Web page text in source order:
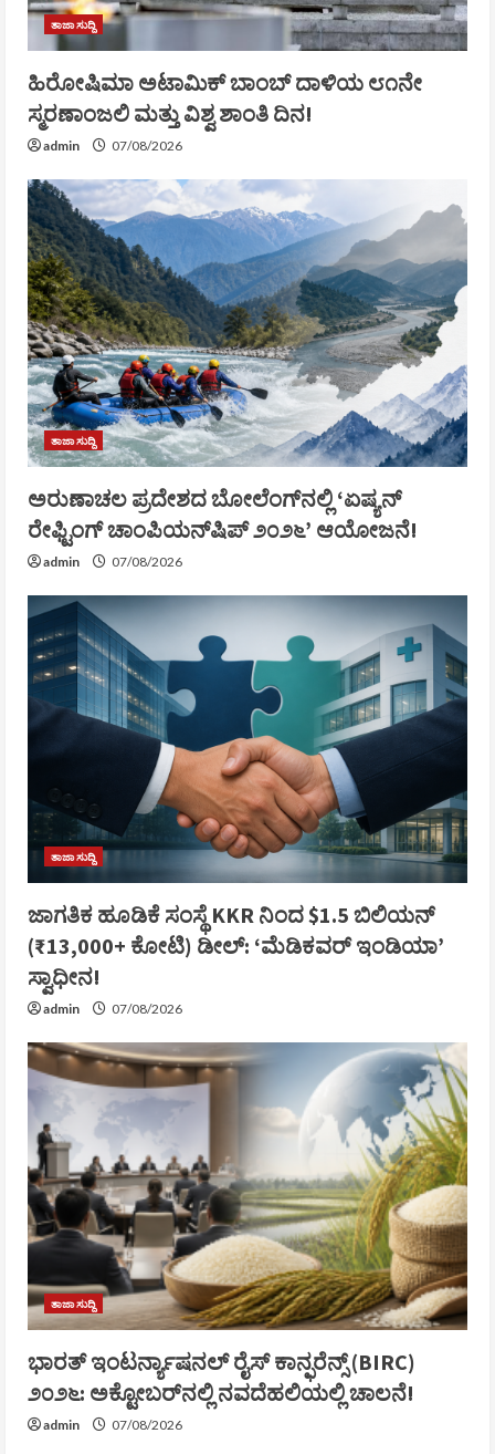
ತಾಜಾ ಸುದ್ದಿ
ಹಿರೋಷಿಮಾ ಅಟಾಮಿಕ್ ಬಾಂಬ್ ದಾಳಿಯ ೮೧ನೇ
ಸ್ಮರಣಾಂಜಲಿ ಮತ್ತು ವಿಶ್ವ ಶಾಂತಿ ದಿನ!
admin 07/08/2026
ತಾಜಾ ಸುದ್ದಿ
ಅರುಣಾಚಲ ಪ್ರದೇಶದ ಬೋಲೆಂಗ್‌ನಲ್ಲಿ ‘ಏಷ್ಯನ್
ರೇಫ್ಟಿಂಗ್ ಚಾಂಪಿಯನ್‌ಷಿಪ್ ೨೦೨೬’ ಆಯೋಜನೆ!
admin 07/08/2026
ತಾಜಾ ಸುದ್ದಿ
ಜಾಗತಿಕ ಹೂಡಿಕೆ ಸಂಸ್ಥೆ KKR ನಿಂದ $1.5 ಬಿಲಿಯನ್
(₹13,000+ ಕೋಟಿ) ಡೀಲ್: ‘ಮೆಡಿಕವರ್ ಇಂಡಿಯಾ’
ಸ್ವಾಧೀನ!
admin 07/08/2026
ತಾಜಾ ಸುದ್ದಿ
ಭಾರತ್ ಇಂಟರ್ನ್ಯಾಷನಲ್ ರೈಸ್ ಕಾನ್ಫರೆನ್ಸ್ (BIRC)
೨೦೨೬: ಅಕ್ಟೋಬರ್‌ನಲ್ಲಿ ನವದೆಹಲಿಯಲ್ಲಿ ಚಾಲನೆ!
admin 07/08/2026